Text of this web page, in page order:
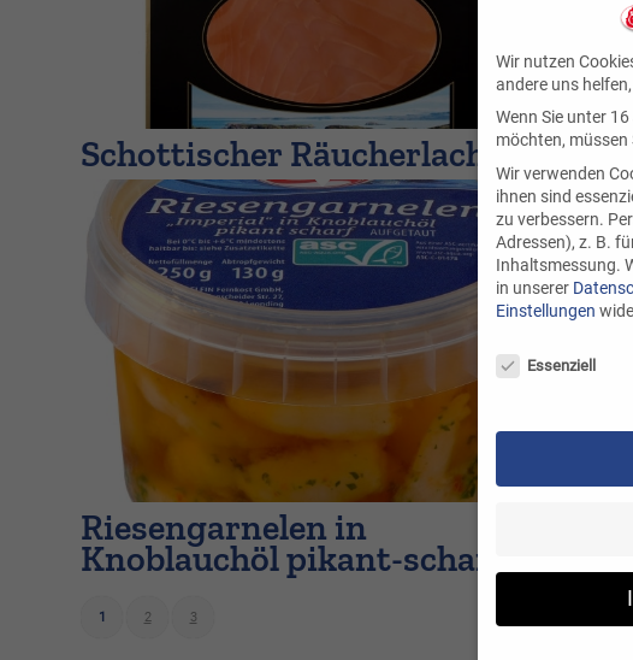
Schottischer Räucherlachs
Riesengarnelen in
Knoblauchöl pikant-scharf
1 2 3
Wir nutzen
andere uns
Wenn Sie unter
möchten,
Wir verwenden
ihnen sind
zu verbessern.
Adressen), z. B.
Inhaltsmessung.
in unserer
Einstellungen
Essenziell